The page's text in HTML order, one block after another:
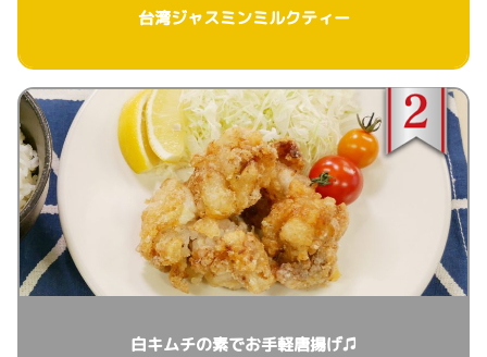
台湾ジャスミンミルクティー
白キムチの素でお手軽唐揚げ♫